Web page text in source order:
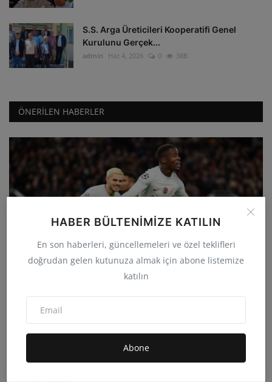
HABER BÜLTENIMIZE KATILIN
En son haberleri, güncellemeleri ve özel teklifleri
doğrudan gelen kutunuza almak için abone listemize
katılın
Abone
S.S. Arga Üreticileri Kooperatifi Genel
Kurulunu Gerçek...
admin Haz 4, 2026 0 38B
ÖNERILEN HABERLER
Galatasaray deplasmanda Manchester
United'ı 3-2 yenerek...
Eki 4, 2023